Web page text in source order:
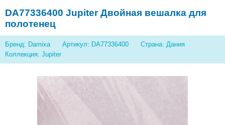
DA77336400 Jupiter Двойная вешалка для
полотенец
Бренд: Damixa Артикул: DA77336400
Страна: Дания
Коллекция: Jupiter